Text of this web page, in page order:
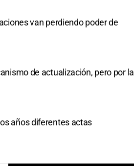
van perdiendo poder de
de actualización, pero por la
años diferentes actas